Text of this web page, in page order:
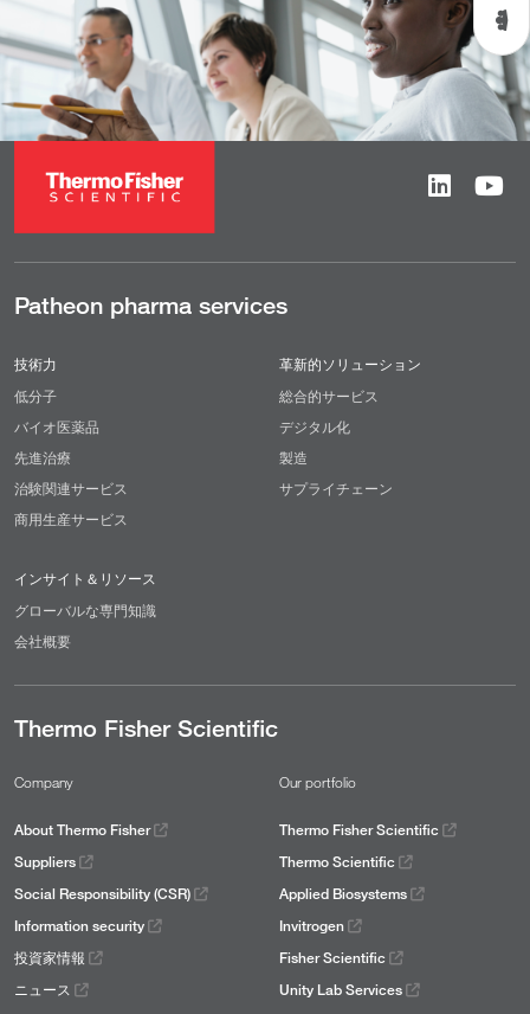
Patheon pharma services
技術力
低分子
バイオ医薬品
先進治療
治験関連サービス
商用生産サービス
革新的ソリューション
総合的サービス
デジタル化
製造
サプライチェーン
インサイト＆リソース
グローバルな専門知識
会社概要
Thermo Fisher Scientific
Company
About Thermo Fisher
Suppliers
Social Responsibility (CSR)
Information security
投資家情報
ニュース
Our portfolio
Thermo Fisher Scientific
Thermo Scientific
Applied Biosystems
Invitrogen
Fisher Scientific
Unity Lab Services